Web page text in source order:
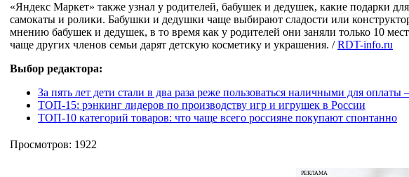
«Яндекс Маркет» также узнал у родителей, бабушек и дедушек, какие подарки
самокаты и ролики. Бабушки и дедушки чаще выбирают сладости или
мнению бабушек и дедушек, в то время как у родителей они заняли только 10
чаще других членов семьи дарят детскую косметику и украшения. /RDT-info.ru
Выбор редактора:
За пять лет дети стали в два раза реже пользоваться наличными для
ТОП-15: рэнкинг лидеров по производству игр и игрушек в России
ТОП-10 категорий товаров: что чаще всего россияне покупают спонтанно
Просмотров: 1922
РЕКЛАМА